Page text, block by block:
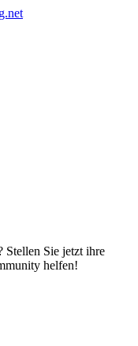
Stellen Sie jetzt ihre
helfen!